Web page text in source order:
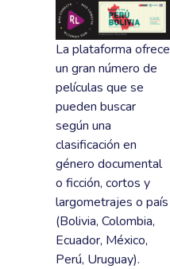
La plataforma ofrece
un gran número de
películas que se
pueden buscar
según una
clasificación en
género documental
o ficción, cortos y
largometrajes o país
(Bolivia, Colombia,
Ecuador, México,
Perú, Uruguay).